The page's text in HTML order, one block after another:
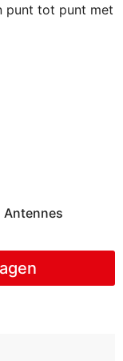
punt tot punt met
Antennes